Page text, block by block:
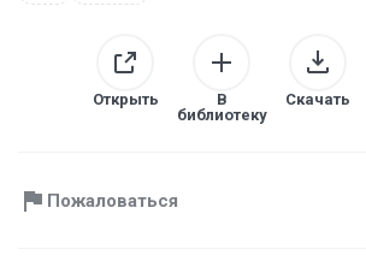
Открыть
В
библиотеку
Скачать
Пожаловаться